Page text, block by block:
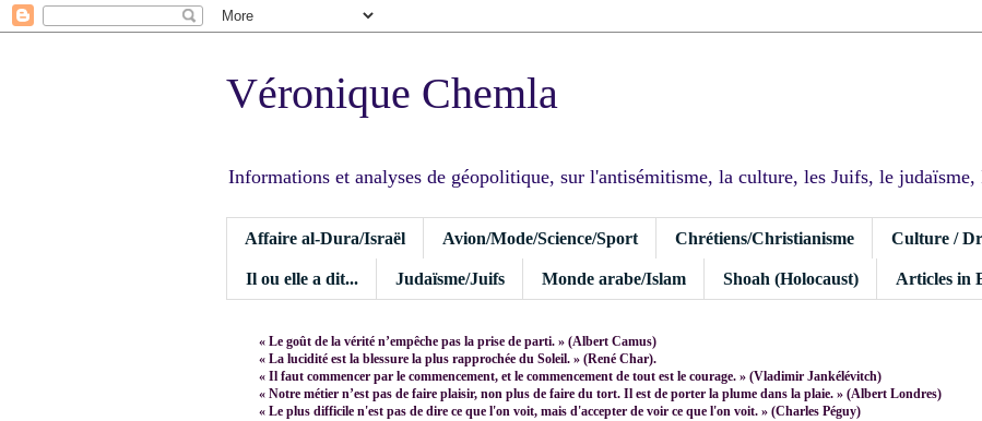
Véronique Chemla
Informations et analyses de géopolitique, sur l'antisémitisme, la culture, les Juifs, le
Affaire al-Dura/Israël Avion/Mode/Science/Sport Chrétiens/Christianisme Culture /
Il ou elle a dit... Judaïsme/Juifs Monde arabe/Islam Shoah (Holocaust) Articles in
« Le goût de la vérité n’empêche pas la prise de parti. » (Albert Camus)
« La lucidité est la blessure la plus rapprochée du Soleil. » (René Char).
« Il faut commencer par le commencement, et le commencement de tout est le courage. » (Vladimir Jankélévitch)
« Notre métier n’est pas de faire plaisir, non plus de faire du tort. Il est de porter la plume dans la plaie. » (Albert Londres)
« Le plus difficile n'est pas de dire ce que l'on voit, mais d'accepter de voir ce que l'on voit. » (Charles Péguy)